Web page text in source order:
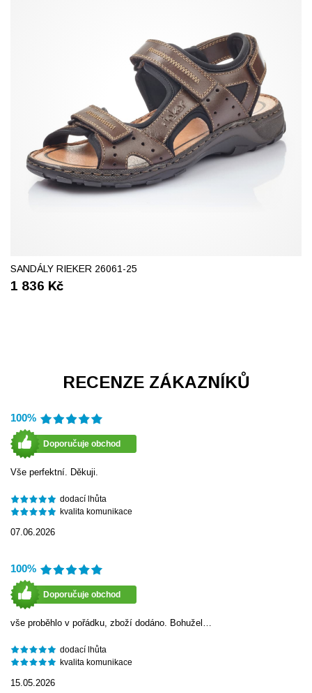
SANDÁLY RIEKER 26061-25
1 836 Kč
RECENZE ZÁKAZNÍKŮ
100%
Doporučuje obchod
Vše perfektní. Děkuji.
dodací lhůta
kvalita komunikace
07.06.2026
100%
Doporučuje obchod
vše proběhlo v pořádku, zboží dodáno. Bohužel…
dodací lhůta
kvalita komunikace
15.05.2026